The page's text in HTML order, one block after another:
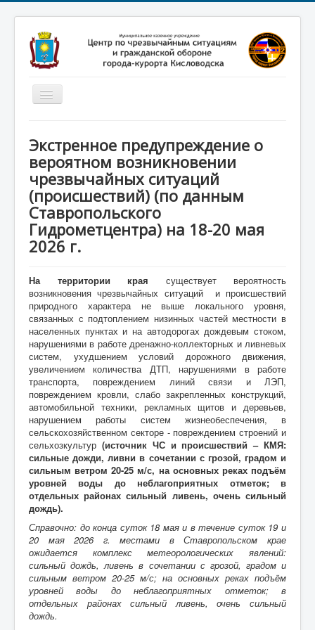
Включить/
выключить
Новости
Законодательство
Обучение населения
Профилактика терроризма
Фотоматериалы
Экстренное предупреждение о
вероятном возникновении
чрезвычайных ситуаций
(происшествий) (по данным
Ставропольского
Гидрометцентра) на 18-20 мая
2026 г.
На территории края существует вероятность
возникновения чрезвычайных ситуаций и происшествий
природного характера не выше локального уровня,
связанных с подтоплением низинных частей местности в
населенных пунктах и на автодорогах дождевым стоком,
нарушениями в работе дренажно-коллекторных и ливневых
систем, ухудшением условий дорожного движения,
увеличением количества ДТП, нарушениями в работе
транспорта, повреждением линий связи и ЛЭП,
повреждением кровли, слабо закрепленных конструкций,
автомобильной техники, рекламных щитов и деревьев,
нарушением работы систем жизнеобеспечения, в
сельскохозяйственном секторе - повреждением строений и
сельхозкультур (источник ЧС и происшествий – КМЯ:
сильные дожди, ливни в сочетании с грозой, градом и
сильным ветром 20-25 м/с, на основных реках подъём
уровней воды до неблагоприятных отметок; в
отдельных районах сильный ливень, очень сильный
дождь).
Справочно: до конца суток 18 мая и в течение суток 19 и
20 мая 2026 г. местами в Ставропольском крае
ожидается комплекс метеорологических явлений:
сильный дождь, ливень в сочетании с грозой, градом и
сильным ветром 20-25 м/с; на основных реках подъём
уровней воды до неблагоприятных отметок; в
отдельных районах сильный ливень, очень сильный
дождь.